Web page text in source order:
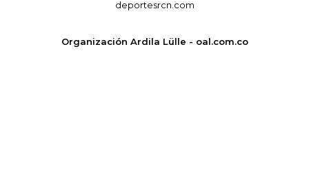
deportesrcn.com
Organización Ardila Lülle - oal.com.co